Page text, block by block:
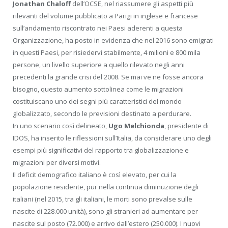
Jonathan Chaloffdell’OCSE, nel riassumere gli aspetti più
rilevanti del volume pubblicato a Parigi in inglese e francese
sull’andamento riscontrato nei Paesi aderenti a questa
Organizzazione, ha posto in evidenza che nel 2016 sono emigrati
in questi Paesi, per risiedervi stabilmente, 4 milioni e 800 mila
persone, un livello superiore a quello rilevato negli anni
precedenti la grande crisi del 2008. Se mai ve ne fosse ancora
bisogno, questo aumento sottolinea come le migrazioni
costituiscano uno dei segni più caratteristici del mondo
globalizzato, secondo le previsioni destinato a perdurare.
In uno scenario così delineato, Ugo Melchionda, presidente di
IDOS, ha inserito le riflessioni sull’Italia, da considerare uno degli
esempi più significativi del rapporto tra globalizzazione e
migrazioni per diversi motivi.
Il deficit demografico italiano è così elevato, per cui la
popolazione residente, pur nella continua diminuzione degli
italiani (nel 2015, tra gli italiani, le morti sono prevalse sulle
nascite di 228.000 unità), sono gli stranieri ad aumentare per
nascite sul posto (72.000) e arrivo dall’estero (250.000). I nuovi